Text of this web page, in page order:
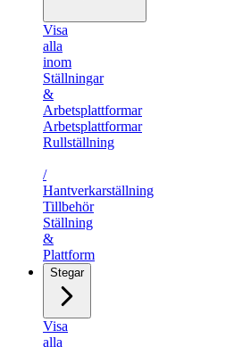
Visa
alla
inom
Ställningar
&
Arbetsplattformar
Arbetsplattformar
Rullställning
/​
Hantverkarställning
Tillbehör
Ställning
&
Plattform
Stegar
Visa
alla